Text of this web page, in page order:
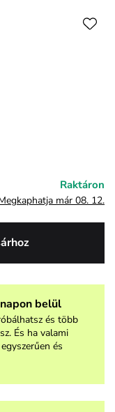
Raktáron
már 08. 12.
belül
és több
És ha valami
és